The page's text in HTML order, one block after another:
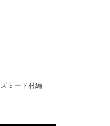
ミード村編